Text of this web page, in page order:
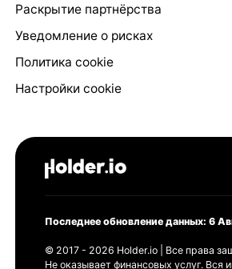
Раскрытие партнёрства
Уведомление о рисках
Политика cookie
Настройки cookie
Последнее обновление данных: 6
© 2017 - 2026 Holder.io | Все права
Не оказывает финансовых услуг. Вся